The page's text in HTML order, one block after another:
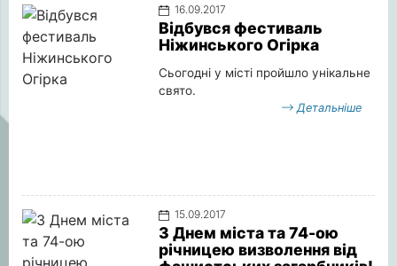
16.09.2017
Відбувся фестиваль
Ніжинського Огірка
Сьогодні у місті пройшло унікальне
свято.
Детальніше
15.09.2017
З Днем міста та 74-ою
річницею визволення від